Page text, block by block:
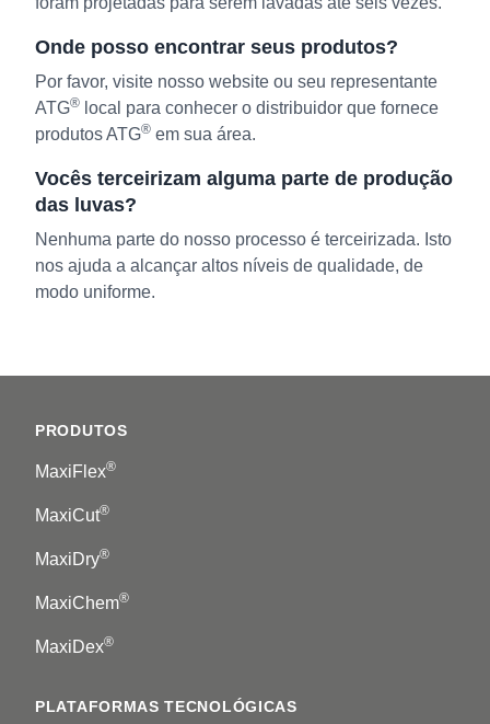
Onde posso encontrar seus produtos?
Por favor, visite nosso website ou seu representante
ATG® local para conhecer o distribuidor que fornece
produtos ATG® em sua área.
Vocês terceirizam alguma parte de produção
das luvas?
Nenhuma parte do nosso processo é terceirizada. Isto
nos ajuda a alcançar altos níveis de qualidade, de
modo uniforme.
PRODUTOS
MaxiFlex®
MaxiCut®
MaxiDry®
MaxiChem®
MaxiDex®
PLATAFORMAS TECNOLÓGICAS